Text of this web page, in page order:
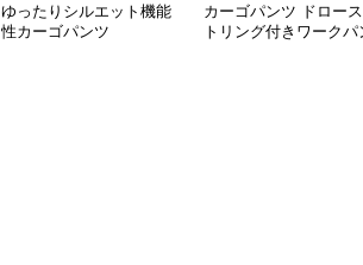
ゆったりシルエット機能
性カーゴパンツ
カーゴパンツ ドロース
トリング付きワークパ